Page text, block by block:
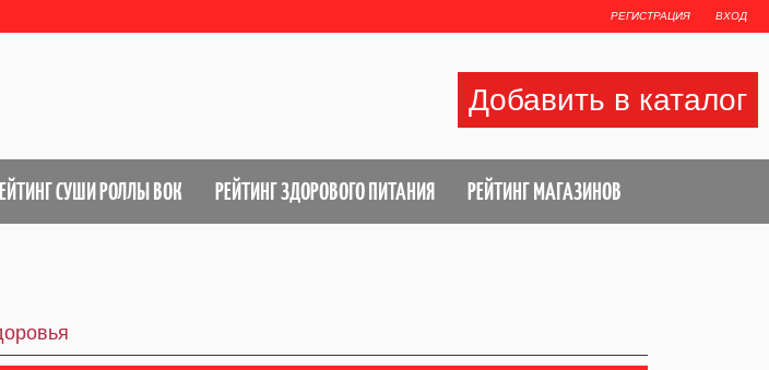
РЕГИСТРАЦИЯ ВХОД
Добавить в каталог
СУШИ РОЛЛЫ ВОК РЕЙТИНГ ЗДОРОВОГО ПИТАНИЯ РЕЙТИНГ МАГАЗИНОВ